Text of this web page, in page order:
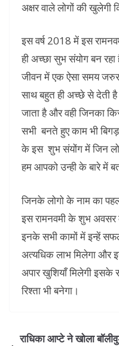
इस वर्ष 2018 में इस
ही अच्छा सुभ संयोग बन
जीवन में एक ऐसा समय
साथ बहुत ही अच्छे से देती
जाता है और वही जिनका
सभी बनते हुए काम भी बिगड़
के इस शुभ संयोंग में जिन
हम आपको उन्ही के बारे में
जिनके लोगो के नाम का
इस रामनवमी के शुभ अवसर
इनके सभी कामों में इन्हें
अत्यधिक लाभ मिलेगा और
अपार खुशियाँ मिलेगी इसके
रिश्ता भी बनेगा।
राधिका आप्टे ने खोला